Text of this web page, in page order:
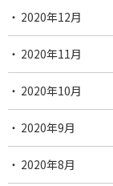
2020年12月
2020年11月
2020年10月
2020年9月
2020年8月